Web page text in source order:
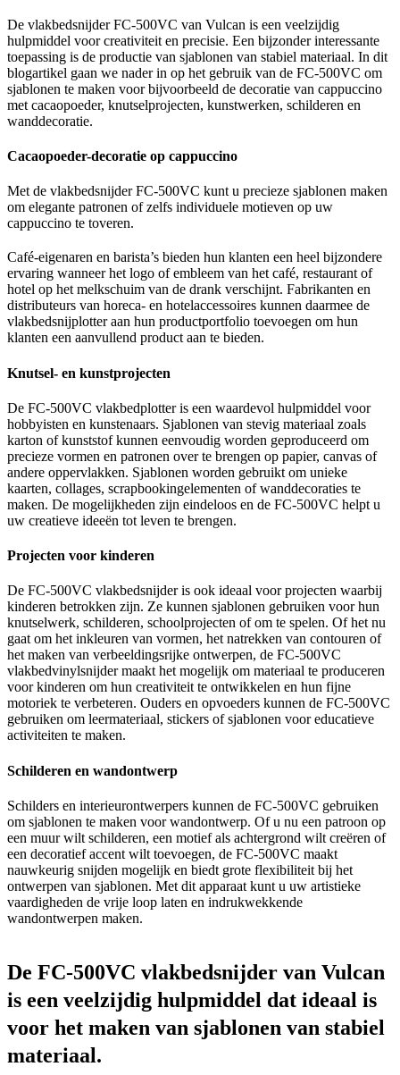
De vlakbedsnijder FC-500VC van Vulcan is een veelzijdig
hulpmiddel voor creativiteit en precisie. Een bijzonder interessante
toepassing is de productie van sjablonen van stabiel materiaal. In dit
blogartikel gaan we nader in op het gebruik van de FC-500VC om
sjablonen te maken voor bijvoorbeeld de decoratie van cappuccino
met cacaopoeder, knutselprojecten, kunstwerken, schilderen en
wanddecoratie.
Cacaopoeder-decoratie op cappuccino
Met de vlakbedsnijder FC-500VC kunt u precieze sjablonen maken
om elegante patronen of zelfs individuele motieven op uw
cappuccino te toveren.
Café-eigenaren en barista’s bieden hun klanten een heel bijzondere
ervaring wanneer het logo of embleem van het café, restaurant of
hotel op het melkschuim van de drank verschijnt. Fabrikanten en
distributeurs van horeca- en hotelaccessoires kunnen daarmee de
vlakbedsnijplotter aan hun productportfolio toevoegen om hun
klanten een aanvullend product aan te bieden.
Knutsel- en kunstprojecten
De FC-500VC vlakbedplotter is een waardevol hulpmiddel voor
hobbyisten en kunstenaars. Sjablonen van stevig materiaal zoals
karton of kunststof kunnen eenvoudig worden geproduceerd om
precieze vormen en patronen over te brengen op papier, canvas of
andere oppervlakken. Sjablonen worden gebruikt om unieke
kaarten, collages, scrapbookingelementen of wanddecoraties te
maken. De mogelijkheden zijn eindeloos en de FC-500VC helpt u
uw creatieve ideeën tot leven te brengen.
Projecten voor kinderen
De FC-500VC vlakbedsnijder is ook ideaal voor projecten waarbij
kinderen betrokken zijn. Ze kunnen sjablonen gebruiken voor hun
knutselwerk, schilderen, schoolprojecten of om te spelen. Of het nu
gaat om het inkleuren van vormen, het natrekken van contouren of
het maken van verbeeldingsrijke ontwerpen, de FC-500VC
vlakbedvinylsnijder maakt het mogelijk om materiaal te produceren
voor kinderen om hun creativiteit te ontwikkelen en hun fijne
motoriek te verbeteren. Ouders en opvoeders kunnen de FC-500VC
gebruiken om leermateriaal, stickers of sjablonen voor educatieve
activiteiten te maken.
Schilderen en wandontwerp
Schilders en interieurontwerpers kunnen de FC-500VC gebruiken
om sjablonen te maken voor wandontwerp. Of u nu een patroon op
een muur wilt schilderen, een motief als achtergrond wilt creëren of
een decoratief accent wilt toevoegen, de FC-500VC maakt
nauwkeurig snijden mogelijk en biedt grote flexibiliteit bij het
ontwerpen van sjablonen. Met dit apparaat kunt u uw artistieke
vaardigheden de vrije loop laten en indrukwekkende
wandontwerpen maken.
De FC-500VC vlakbedsnijder van Vulcan
is een veelzijdig hulpmiddel dat ideaal is
voor het maken van sjablonen van stabiel
materiaal.